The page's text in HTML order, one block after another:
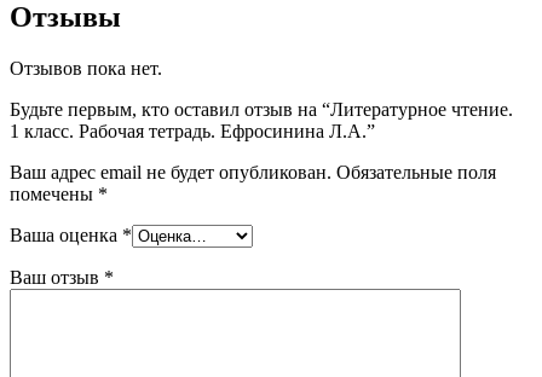
Отзывы
Отзывов пока нет.
Будьте первым, кто оставил отзыв на “Литературное чтение.
1 класс. Рабочая тетрадь. Ефросинина Л.А.”
Ваш адрес email не будет опубликован. Обязательные поля
помечены *
Ваша оценка *
Ваш отзыв *